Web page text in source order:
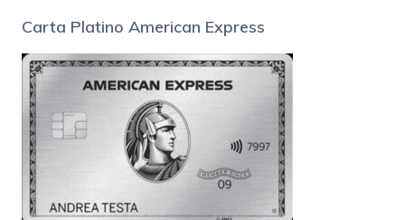
Carta Platino American Express